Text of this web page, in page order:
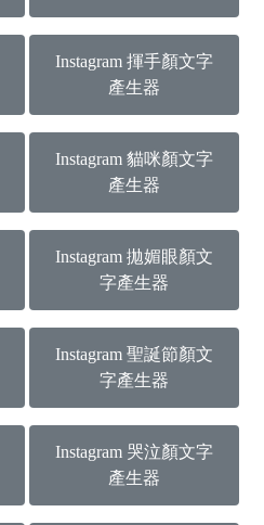
Instagram 揮手顏文字
產生器
Instagram 貓咪顏文字
產生器
Instagram 拋媚眼顏文
字產生器
Instagram 聖誕節顏文
字產生器
Instagram 哭泣顏文字
產生器